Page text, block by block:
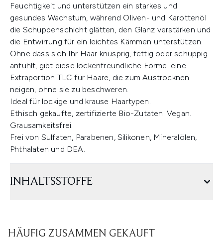
Feuchtigkeit und unterstützen ein starkes und
gesundes Wachstum, während Oliven- und Karottenöl
die Schuppenschicht glätten, den Glanz verstärken und
die Entwirrung für ein leichtes Kämmen unterstützen.
Ohne dass sich Ihr Haar knusprig, fettig oder schuppig
anfühlt, gibt diese lockenfreundliche Formel eine
Extraportion TLC für Haare, die zum Austrocknen
neigen, ohne sie zu beschweren.
Ideal für lockige und krause Haartypen.
Ethisch gekaufte, zertifizierte Bio-Zutaten. Vegan.
Grausamkeitsfrei.
Frei von Sulfaten, Parabenen, Silikonen, Mineralölen,
Phthalaten und DEA.
INHALTSSTOFFE
HÄUFIG ZUSAMMEN GEKAUFT